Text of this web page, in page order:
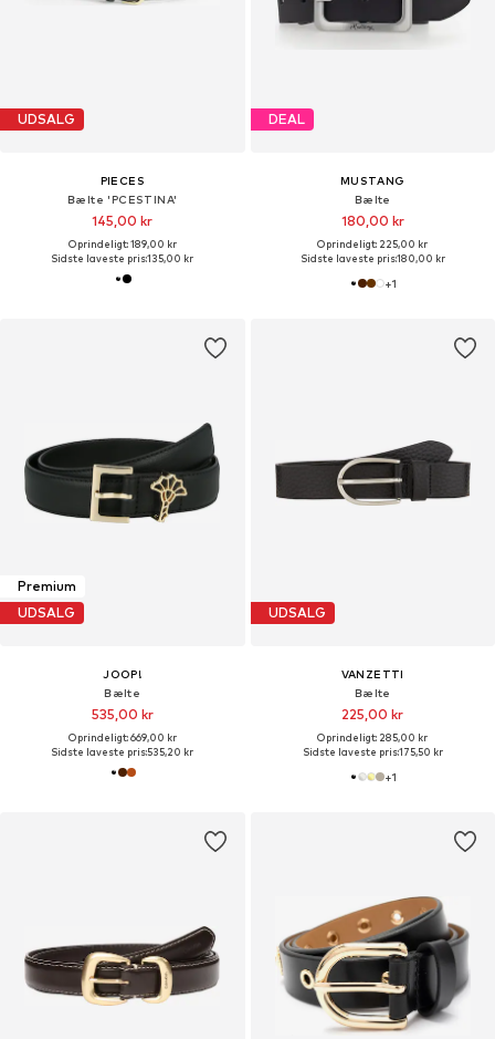
UDSALG
PIECES
Bælte 'PCESTINA'
145,00 kr
Oprindeligt: 189,00 kr
Sidste laveste pris:135,00 kr
DEAL
MUSTANG
Bælte
180,00 kr
Oprindeligt: 225,00 kr
Sidste laveste pris:180,00 kr
+1
Premium
UDSALG
JOOP!
Bælte
535,00 kr
Oprindeligt: 669,00 kr
Sidste laveste pris:535,20 kr
UDSALG
VANZETTI
Bælte
225,00 kr
Oprindeligt: 285,00 kr
Sidste laveste pris:175,50 kr
+1